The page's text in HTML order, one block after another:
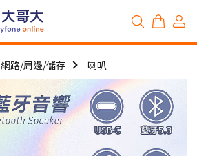
網路/周邊/儲存 喇叭